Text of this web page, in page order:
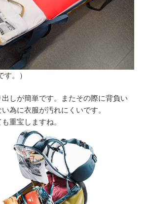
。）
しが簡単です。またその際に背負い
為に衣服が汚れにくいです。
重宝しますね。